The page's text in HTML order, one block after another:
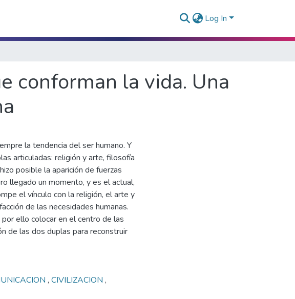
Log In
conforman la vida. Una
la tendencia del ser humano. Y
articuladas: religión y arte, filosofía
posible la aparición de fuerzas
llegado un momento, y es el actual,
el vínculo con la religión, el arte y
de las necesidades humanas.
ello colocar en el centro de las
de las dos duplas para reconstruir
, CIVILIZACION ,